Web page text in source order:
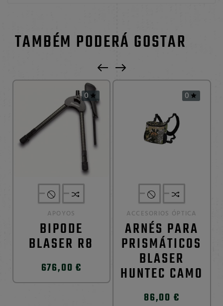
TAMBÉM PODERÁ GOSTAR
0 
APOYOS
BIPODE
BLASER R8
676,00 €
0 
ACCESORIOS ÓPTICA
ARNÉS PARA
PRISMÁTICOS
BLASER
HUNTEC CAMO
86,00 €